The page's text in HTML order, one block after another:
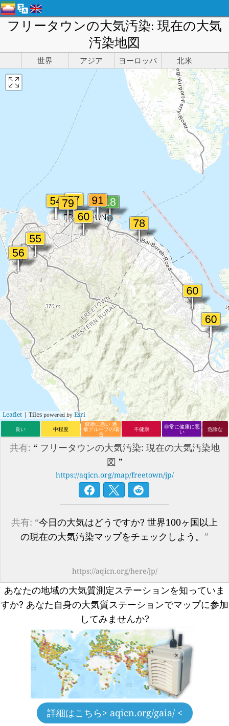
フリータウンの大気汚染: 現在の大気
汚染地図
世界 アジア ヨーロッパ 北米
Leaflet | Tiles powered by Esri
良い 中程度
健康に悪い 過
敏グループの場
合
不健康 非常に健康に悪
い 危険な
共有: “ フリータウンの大気汚染: 現在の大気汚染地
図 ”
https://aqicn.org/map/freetown/jp/
共有: “今日の大気はどうですか? 世界100ヶ国以上
の現在の大気汚染マップをチェックしよう。 ”
https://aqicn.org/here/jp/
あなたの地域の大気質測定ステーションを知っていま
すか? あなた自身の大気質ステーションでマップに参加
してみませんか?
詳細はこちら> aqicn.org/gaia/ <